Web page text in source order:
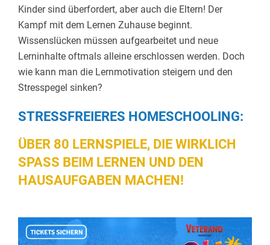
Kinder sind überfordert, aber auch die Eltern! Der
Kampf mit dem Lernen Zuhause beginnt.
Wissenslücken müssen aufgearbeitet und neue
Lerninhalte oftmals alleine erschlossen werden. Doch
wie kann man die Lernmotivation steigern und den
Stresspegel sinken?
STRESSFREIERES HOMESCHOOLING:
ÜBER 80 LERNSPIELE, DIE WIRKLICH
SPASS BEIM LERNEN UND DEN H
AUSAUFGABEN MACHEN!